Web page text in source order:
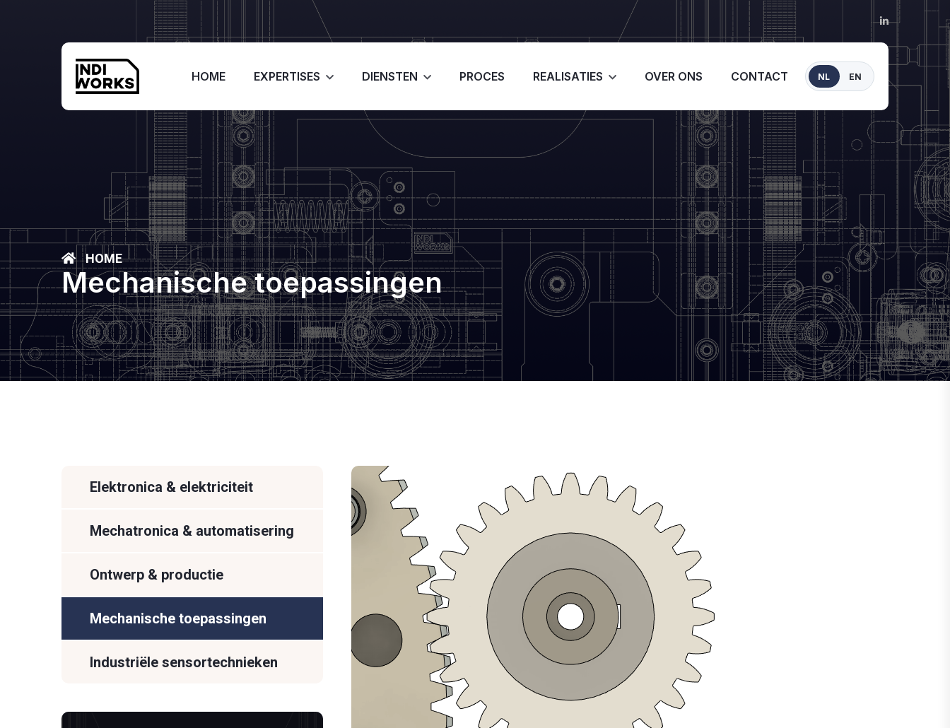
HOME EXPERTISES DIENSTEN PROCES REALISATIES OVER ONS CONTACT NL EN
HOME
Mechanische toepassingen
Elektronica & elektriciteit
Mechatronica & automatisering
Ontwerp & productie
Mechanische toepassingen
Industriële sensor­technieken